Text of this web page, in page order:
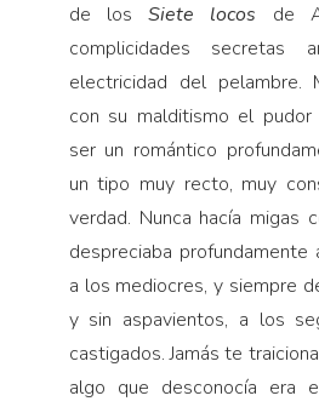
de losSiete locos de
complicidades secretas
electricidad del pelambre.
con su malditismo el
ser un romántico
un tipo muy recto, muy
verdad. Nunca hacía migas
despreciaba
a los mediocres, y siempre
y sin aspavientos, a los
castigados. Jamás te
algo que desconocía era